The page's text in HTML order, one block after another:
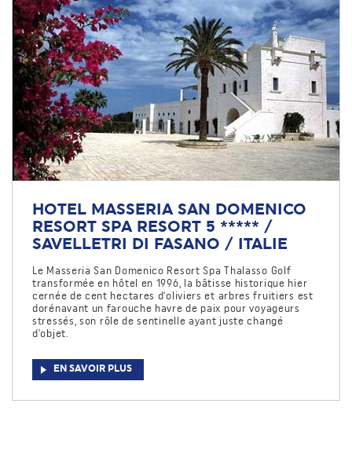
HOTEL MASSERIA SAN DOMENICO
RESORT SPA RESORT 5 ***** /
SAVELLETRI DI FASANO / ITALIE
Le Masseria San Domenico Resort Spa Thalasso Golf
transformée en hôtel en 1996, la bâtisse historique hier
cernée de cent hectares d'oliviers et arbres fruitiers est
dorénavant un farouche havre de paix pour voyageurs
stressés, son rôle de sentinelle ayant juste changé
d'objet.
EN SAVOIR PLUS